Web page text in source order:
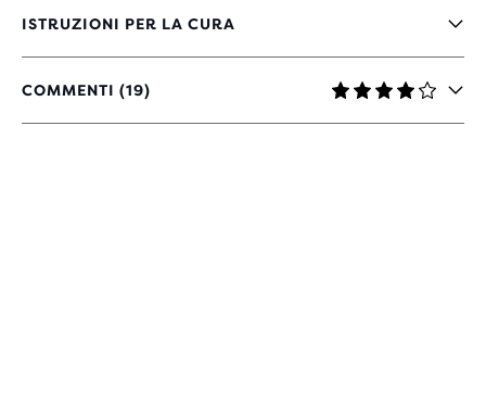
ISTRUZIONI PER LA CURA
COMMENTI (19)
4.1
SU